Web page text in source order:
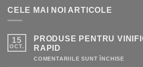
CELE MAI NOI ARTICOLE
15
OCT.
PRODUSE PENTRU
RAPID
COMENTARIILE SUNT ÎNCHISE